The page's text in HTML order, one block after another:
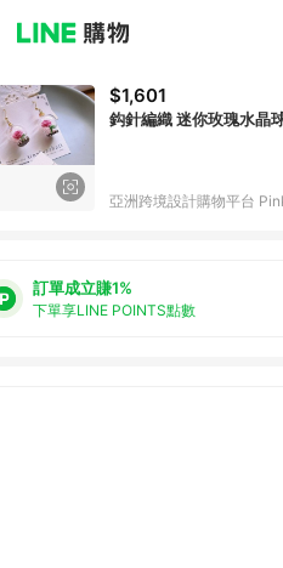
$1,601
鈎針編織 迷你玫瑰水晶
亞洲跨境設計購物平台
訂單成立賺1%
下單享LINE POINTS點數